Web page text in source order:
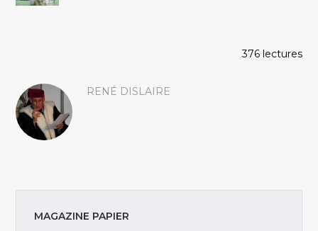
376 lectures
RENÉ DISLAIRE
MAGAZINE PAPIER